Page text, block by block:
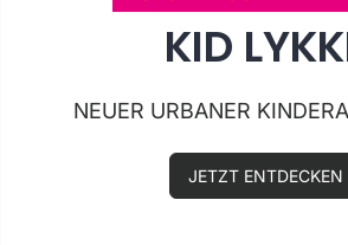
NEUER URBANER
JETZT ENTDECKEN